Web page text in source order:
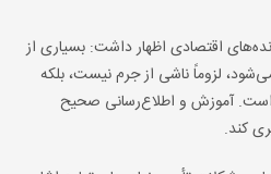
اقتصادی اظهار داشت: بسیاری از
لزوماً ناشی از جرم نیست، بلکه
است. آموزش و اطلاع‌رسانی صحیح
کند.